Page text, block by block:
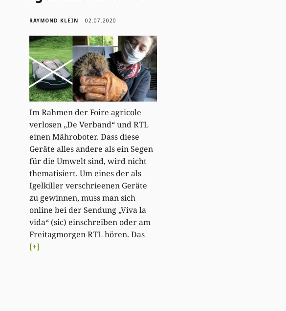
RAYMOND KLEIN 02.07.2020
Im Rahmen der Foire agricole
verlosen „De Verband“ und RTL
einen Mähroboter. Dass diese
Geräte alles andere als ein Segen
für die Umwelt sind, wird nicht
thematisiert. Um eines der als
Igelkiller verschrieenen Geräte
zu gewinnen, muss man sich
online bei der Sendung „Viva la
vida“ (sic) einschreiben oder am
Freitagmorgen RTL hören. Das
[+]